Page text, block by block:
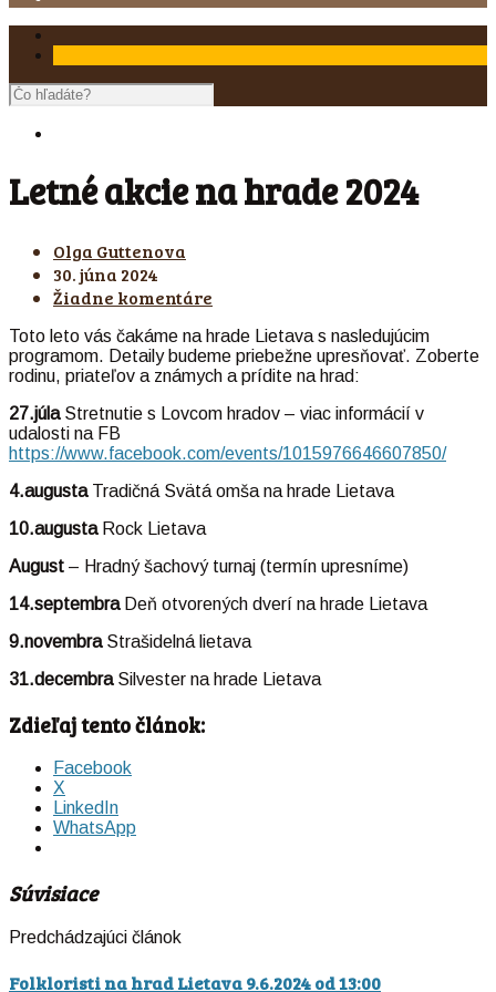
Letné akcie na hrade 2024
Olga Guttenova
30. júna 2024
Žiadne komentáre
Toto leto vás čakáme na hrade Lietava s nasledujúcim
programom. Detaily budeme priebežne upresňovať. Zoberte
rodinu, priateľov a známych a prídite na hrad:
27.júla Stretnutie s Lovcom hradov – viac informácií v
udalosti na FB
https://www.facebook.com/events/1015976646607850/
4.augustaTradičná Svätá omša na hrade Lietava
10.augusta Rock Lietava
August – Hradný šachový turnaj (termín upresníme)
14.septembra Deň otvorených dverí na hrade Lietava
9.novembraStrašidelná lietava
31.decembraSilvester na hrade Lietava
Zdieľaj tento článok:
Facebook
X
LinkedIn
WhatsApp
Súvisiace
Predchádzajúci článok
Folkloristi na hrad Lietava 9.6.2024 od 13:00